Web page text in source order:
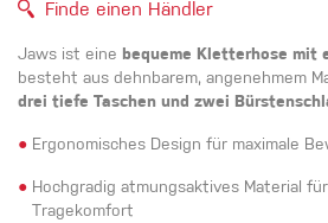
Finde einen Händler
Jaws ist eine bequeme Kletterhose mit
besteht aus dehnbarem, angenehmem
drei tiefe Taschen und zwei
● Ergonomisches Design für maximale
● Hochgradig atmungsaktives Material
Tragekomfort